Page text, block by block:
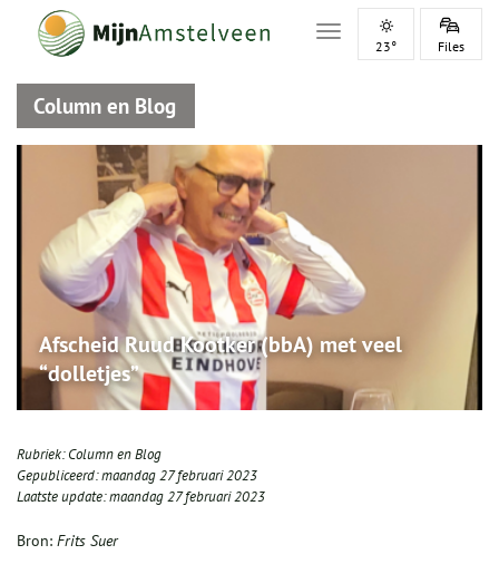
Toggle navigation
23° Files
Column en Blog
Afscheid Ruud Kootker (bbA) met veel
“dolletjes”
Rubriek:Column en Blog
Gepubliceerd:maandag 27 februari 2023
Laatste update:maandag 27 februari 2023
Bron: Frits Suer